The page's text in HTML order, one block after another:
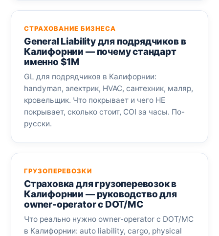
СТРАХОВАНИЕ БИЗНЕСА
General Liability для подрядчиков в
Калифорнии — почему стандарт
именно $1M
GL для подрядчиков в Калифорнии:
handyman, электрик, HVAC, сантехник, маляр,
кровельщик. Что покрывает и чего НЕ
покрывает, сколько стоит, COI за часы. По-
русски.
ГРУЗОПЕРЕВОЗКИ
Страховка для грузоперевозок в
Калифорнии — руководство для
owner-operator с DOT/MC
Что реально нужно owner-operator с DOT/MC
в Калифорнии: auto liability, cargo, physical